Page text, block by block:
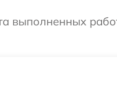
выполненных